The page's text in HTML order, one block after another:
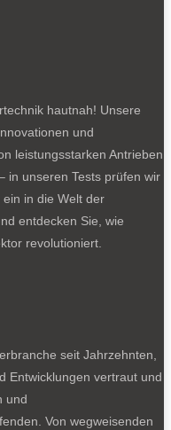
hautnah! Unsere
und
leistungsstarken Antrieben
in unseren Tests prüfen wir
in die Welt der
entdecken Sie, wie
revolutioniert.
seit Jahrzehnten,
Entwicklungen vertraut und
und
Von wegweisenden